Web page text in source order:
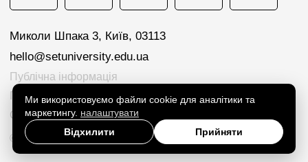
Миколи Шпака 3, Київ, 03113
hello@setuniversity.edu.ua
Публічна інформація
Політика конфіденційності
Cookie preferences
© 2026 SET University
Ми використовуємо файли cookie для аналітики та
маркетингу. налаштувати
Відхилити
Прийняти